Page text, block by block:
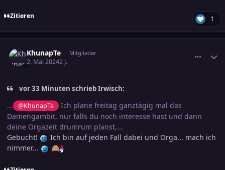
Zitieren 1
KhunapTe Mitglieder
2. Mai 20242 J.
vor 33 Minuten schrieb Irwisch:
... @KhunapTe
Ich plane freitag ganztägig mal das
Damengambit, nur falls du noch interesse hast und dann
deine Orgazeit drumrum planst,...
Gebucht!
Ich bin auf jeden Fall dabei und Orga... mach ich
nimmer...
🙈